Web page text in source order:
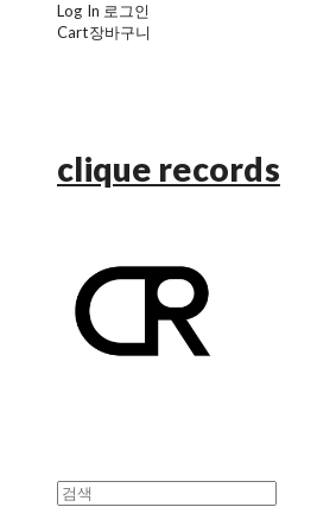
Log In 로그인
Cart장바구니
clique records